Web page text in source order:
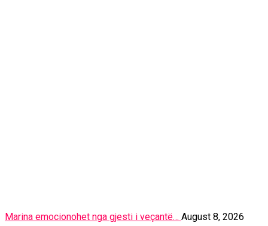
Marina emocionohet nga gjesti i veçantë… August 8, 2026